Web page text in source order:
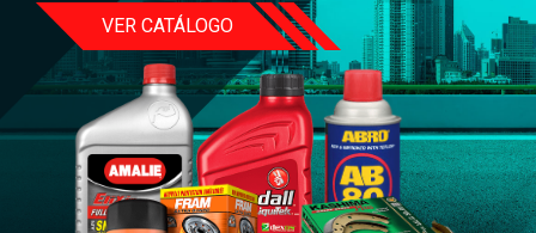
VER CATÁLOGO